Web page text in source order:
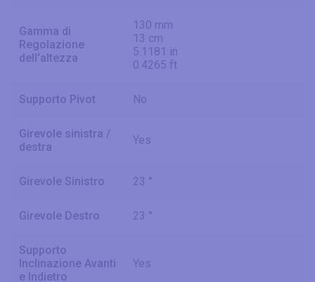
Gamma di
Regolazione
dell'altezza
130 mm
13 cm
5.1181 in
0.4265 ft
Supporto Pivot No
Girevole sinistra /
destra
Yes
Girevole Sinistro 23 °
Girevole Destro 23 °
Supporto
Inclinazione Avanti
e Indietro
Yes